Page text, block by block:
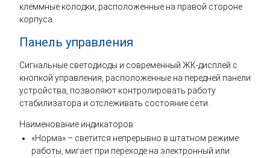
клеммные колодки, расположенные на правой стороне
корпуса.
Панель управления
Сигнальные светодиоды и современный ЖК-дисплей с
кнопкой управления, расположенные на передней панели
устройства, позволяют контролировать работу
стабилизатора и отслеживать состояние сети.
Наименование индикаторов:
«Норма» – светится непрерывно в штатном режиме
работы, мигает при переходе на электронный или